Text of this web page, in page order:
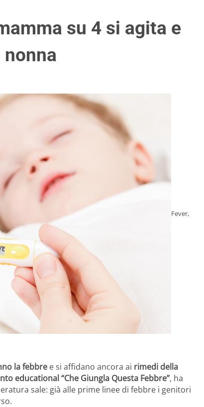
su 4 si agita e
nonna
Fever,
la febbre e si affidano ancora ai rimedi della
educational “Che Giungla Questa Febbre”, ha
sale: già alle prime linee di febbre i genitori